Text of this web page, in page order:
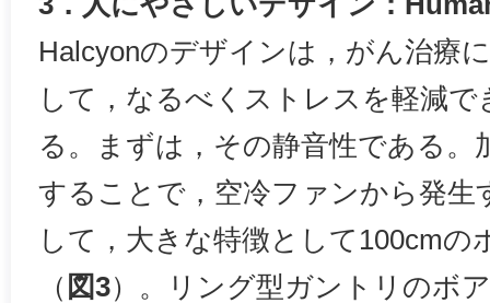
Halcyonのデザインは，がん治療
して，なるべくストレスを軽減
る。まずは，その静音性である。
することで，空冷ファンから発生
して，大きな特徴として100cmの
（ 図3）。リング型ガントリのボ